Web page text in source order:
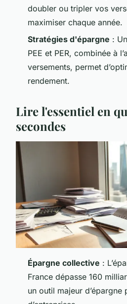
doubler ou tripler vos
maximiser chaque année.
Stratégies d'épargne :
PEE et PER, combinée à
versements, permet
rendement.
Lire l'essentiel en
secondes
Épargne collective :
France dépasse 160
un outil majeur